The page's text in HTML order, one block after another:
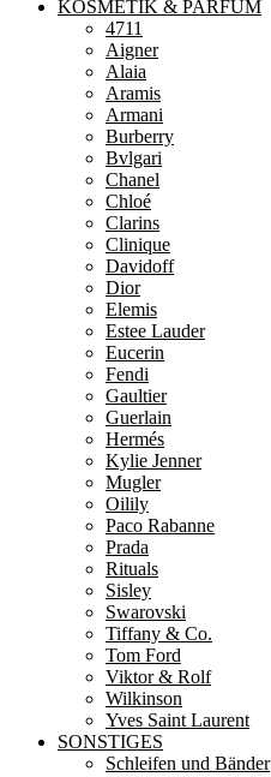
KOSMETIK & PARFUM
4711
Aigner
Alaia
Aramis
Armani
Burberry
Bvlgari
Chanel
Chloé
Clarins
Clinique
Davidoff
Dior
Elemis
Estee Lauder
Eucerin
Fendi
Gaultier
Guerlain
Hermés
Kylie Jenner
Mugler
Oilily
Paco Rabanne
Prada
Rituals
Sisley
Swarovski
Tiffany & Co.
Tom Ford
Viktor & Rolf
Wilkinson
Yves Saint Laurent
SONSTIGES
Schleifen und Bänder